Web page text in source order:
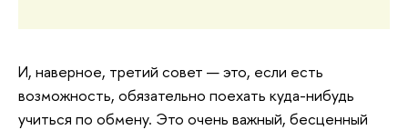
И, наверное, третий совет — это, если есть
возможность, обязательно поехать куда-нибудь
учиться по обмену. Это очень важный, бесценный